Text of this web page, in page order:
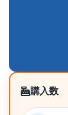
購入数